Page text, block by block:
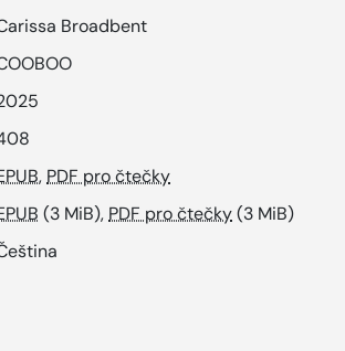
Broadbent
, PDF pro čtečky
(3 MiB), PDF pro čtečky(3 MiB)